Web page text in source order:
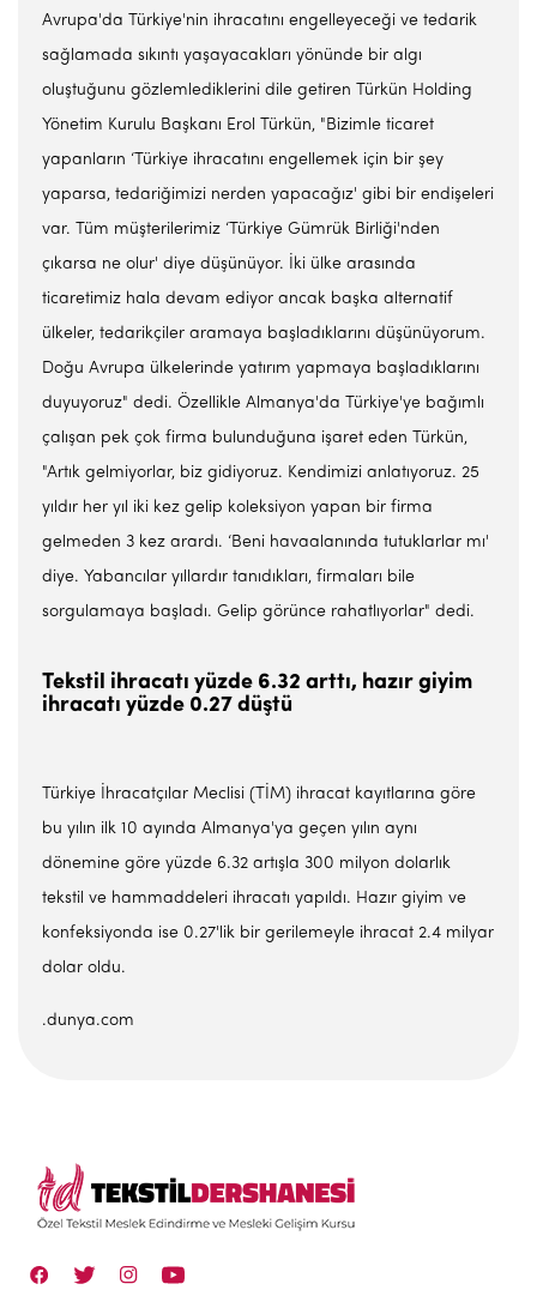
Avrupa'da Türkiye'nin ihracatını engelleyeceği ve tedarik
sağlamada sıkıntı yaşayacakları yönünde bir algı
oluştuğunu gözlemlediklerini dile getiren Türkün Holding
Yönetim Kurulu Başkanı Erol Türkün, "Bizimle ticaret
yapanların ‘Türkiye ihracatını engellemek için bir şey
yaparsa, tedariğimizi nerden yapacağız' gibi bir endişeleri
var. Tüm müşterilerimiz ‘Türkiye Gümrük Birliği'nden
çıkarsa ne olur' diye düşünüyor. İki ülke arasında
ticaretimiz hala devam ediyor ancak başka alternatif
ülkeler, tedarikçiler aramaya başladıklarını düşünüyorum.
Doğu Avrupa ülkelerinde yatırım yapmaya başladıklarını
duyuyoruz" dedi. Özellikle Almanya'da Türkiye'ye bağımlı
çalışan pek çok firma bulunduğuna işaret eden Türkün,
"Artık gelmiyorlar, biz gidiyoruz. Kendimizi anlatıyoruz. 25
yıldır her yıl iki kez gelip koleksiyon yapan bir firma
gelmeden 3 kez arardı. ‘Beni havaalanında tutuklarlar mı'
diye. Yabancılar yıllardır tanıdıkları, firmaları bile
sorgulamaya başladı. Gelip görünce rahatlıyorlar" dedi.
Tekstil ihracatı yüzde 6.32 arttı, hazır giyim
ihracatı yüzde 0.27 düştü
Türkiye İhracatçılar Meclisi (TİM) ihracat kayıtlarına göre
bu yılın ilk 10 ayında Almanya'ya geçen yılın aynı
dönemine göre yüzde 6.32 artışla 300 milyon dolarlık
tekstil ve hammaddeleri ihracatı yapıldı. Hazır giyim ve
konfeksiyonda ise 0.27'lik bir gerilemeyle ihracat 2.4 milyar
dolar oldu.
.dunya.com